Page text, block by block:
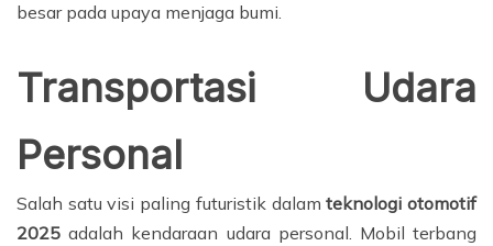
besar pada upaya menjaga bumi.
Transportasi Udara
Personal
Salah satu visi paling futuristik dalamteknologi otomotif
2025 adalah kendaraan udara personal. Mobil terbang